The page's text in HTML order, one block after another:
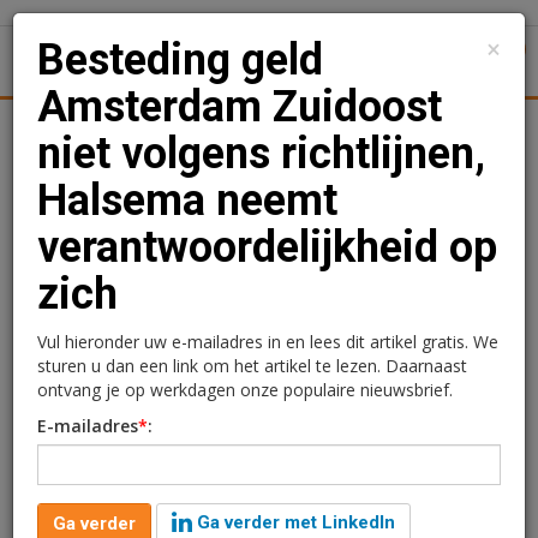
Nieuws Achtergronden Woningmarkt
Besteding geld
Amsterdam Zuidoost niet
volgens richtlijnen,
Halsema neemt
verantwoordelijkheid op
zich
Redactie
5 juni 2025 om 13:03
één jaar geleden aangepast
2 minuten leestijd
×
Besteding geld
Amsterdam Zuidoost
niet volgens richtlijnen,
Halsema neemt
verantwoordelijkheid op
zich
Vul hieronder uw e-mailadres in en lees dit artikel gratis. We
sturen u dan een link om het artikel te lezen. Daarnaast
ontvang je op werkdagen onze populaire nieuwsbrief.
E-mailadres*:
Ga verder
Ga verder met LinkedIn